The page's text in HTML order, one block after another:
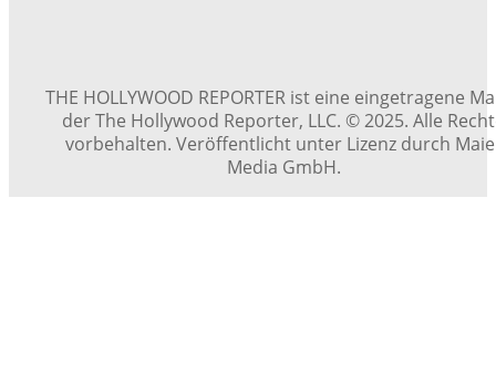
THE HOLLYWOOD REPORTER ist eine eingetragene
der The Hollywood Reporter, LLC. © 2025. Alle
vorbehalten. Veröffentlicht unter Lizenz durch
Media GmbH.